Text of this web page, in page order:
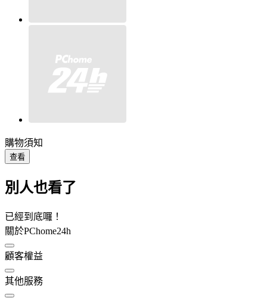
購物須知
查看
別人也看了
已經到底囉！
關於PChome24h
顧客權益
其他服務